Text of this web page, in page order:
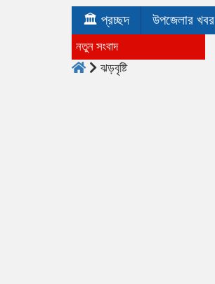
🏛 প্রচ্ছদ উপজেলার খবর
নতুন সংবাদ
ঝড়বৃষ্টি